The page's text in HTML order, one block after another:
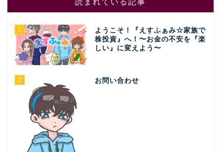
読まれている記事
1
ようこそ！『えすふぁみ☆家族で
株投資』へ！〜お金の不安を『楽
しい』に変えよう〜
2 お問い合わせ